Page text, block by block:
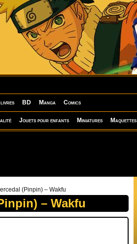
livres BD Manga Comics
Jouets pour enfants Miniatures Maquettes
(Pinpin) – Wakfu
– Wakfu